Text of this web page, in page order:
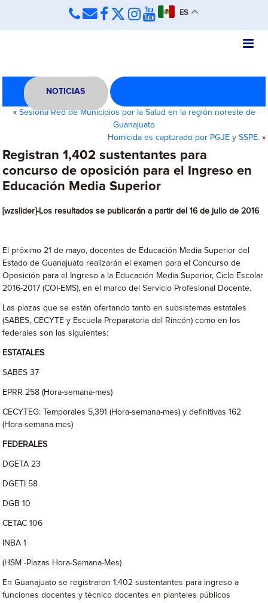
ES
NOTICIAS
« Sesiona Red de Municipios por la Salud en la región noreste de
Guanajuato
Homicida es capturado por PGJE y SSPE.»
Registran 1,402 sustentantes para
concurso de oposición para el Ingreso en
Educación Media Superior
[wzslider]-Los resultados se publicarán a partir del 16 de julio de 2016
El próximo 21 de mayo, docentes de Educación Media Superior del
Estado de Guanajuato realizarán el examen para el Concurso de
Oposición para el Ingreso a la Educación Media Superior, Ciclo Escolar
2016-2017 (COI-EMS), en el marco del Servicio Profesional Docente.
Las plazas que se están ofertando tanto en subsistemas estatales
(SABES, CECYTE y Escuela Preparatoria del Rincón) como en los
federales son las siguientes:
ESTATALES
SABES 37
EPRR 258 (Hora-semana-mes)
CECYTEG: Temporales 5,391 (Hora-semana-mes) y definitivas 162
(Hora-semana-mes)
FEDERALES
DGETA 23
DGETI 58
DGB 10
CETAC 106
INBA 1
(HSM -Plazas Hora-Semana-Mes)
En Guanajuato se registraron 1,402 sustentantes para ingreso a
funciones docentes y técnico docentes en planteles públicos